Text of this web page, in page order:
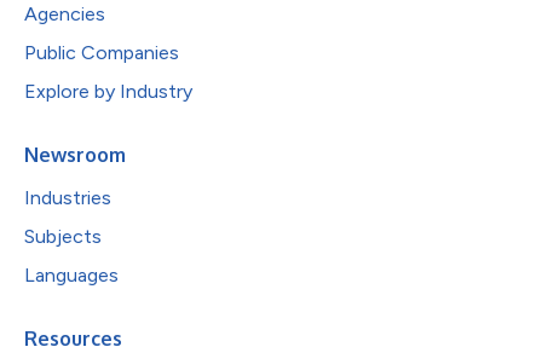
Agencies
Public Companies
Explore by Industry
Newsroom
Industries
Subjects
Languages
Resources